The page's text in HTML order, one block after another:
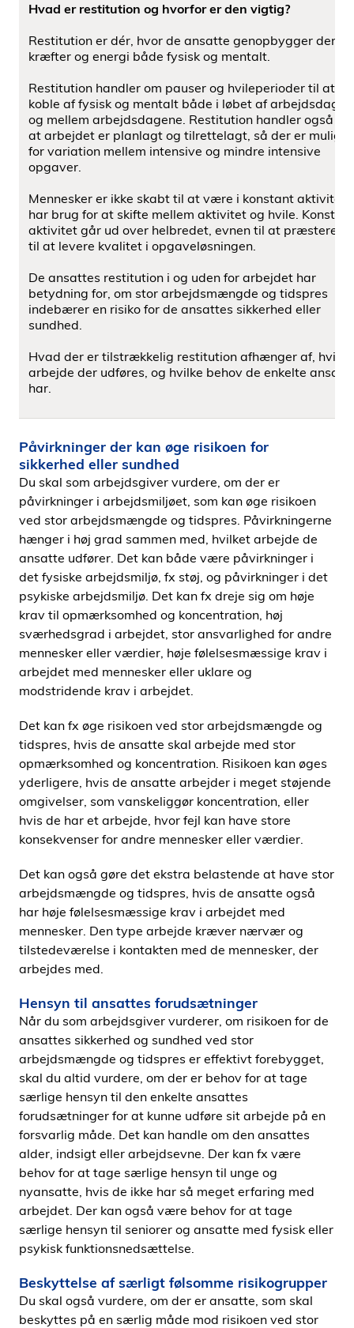
Hvad er restitution og hvorfor er den vigtig?
Restitution er dér, hvor de ansatte genopbygger deres
kræfter og energi både fysisk og mentalt.
Restitution handler om pauser og hvileperioder til at
koble af fysisk og mentalt både i løbet af arbejdsdagen
og mellem arbejdsdagene. Restitution handler også
at arbejdet er planlagt og tilrettelagt, så der er
for variation mellem intensive og mindre intensive
opgaver.
Mennesker er ikke skabt til at være i konstant aktivitet.
har brug for at skifte mellem aktivitet og hvile. Konstant
aktivitet går ud over helbredet, evnen til at præstere
til at levere kvalitet i opgaveløsningen.
De ansattes restitution i og uden for arbejdet har
betydning for, om stor arbejdsmængde og tidspres
indebærer en risiko for de ansattes sikkerhed eller
sundhed.
Hvad der er tilstrækkelig restitution afhænger af,
arbejde der udføres, og hvilke behov de enkelte
har.
Påvirkninger der kan øge risikoen for
sikkerhed eller sundhed
Du skal som arbejdsgiver vurdere, om der er
påvirkninger i arbejdsmiljøet, som kan øge risikoen
ved stor arbejdsmængde og tidspres. Påvirkningerne
hænger i høj grad sammen med, hvilket arbejde de
ansatte udfører. Det kan både være påvirkninger i
det fysiske arbejdsmiljø, fx støj, og påvirkninger i det
psykiske arbejdsmiljø. Det kan fx dreje sig om høje
krav til opmærksomhed og koncentration, høj
sværhedsgrad i arbejdet, stor ansvarlighed for andre
mennesker eller værdier, høje følelsesmæssige krav i
arbejdet med mennesker eller uklare og
modstridende krav i arbejdet.
Det kan fx øge risikoen ved stor arbejdsmængde og
tidspres, hvis de ansatte skal arbejde med stor
opmærksomhed og koncentration. Risikoen kan øges
yderligere, hvis de ansatte arbejder i meget støjende
omgivelser, som vanskeliggør koncentration, eller
hvis de har et arbejde, hvor fejl kan have store
konsekvenser for andre mennesker eller værdier.
Det kan også gøre det ekstra belastende at have stor
arbejdsmængde og tidspres, hvis de ansatte også
har høje følelsesmæssige krav i arbejdet med
mennesker. Den type arbejde kræver nærvær og
tilstedeværelse i kontakten med de mennesker, der
arbejdes med.
Hensyn til ansattes forudsætninger
Når du som arbejdsgiver vurderer, om risikoen for de
ansattes sikkerhed og sundhed ved stor
arbejdsmængde og tidspres er effektivt forebygget,
skal du altid vurdere, om der er behov for at tage
særlige hensyn til den enkelte ansattes
forudsætninger for at kunne udføre sit arbejde på en
forsvarlig måde. Det kan handle om den ansattes
alder, indsigt eller arbejdsevne. Der kan fx være
behov for at tage særlige hensyn til unge og
nyansatte, hvis de ikke har så meget erfaring med
arbejdet. Der kan også være behov for at tage
særlige hensyn til seniorer og ansatte med fysisk eller
psykisk funktionsnedsættelse.
Beskyttelse af særligt følsomme risikogrupper
Du skal også vurdere, om der er ansatte, som skal
beskyttes på en særlig måde mod risikoen ved stor